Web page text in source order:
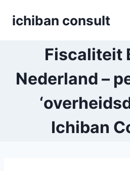
ichiban consult
Fiscaliteit
Nederland –
Ichiban